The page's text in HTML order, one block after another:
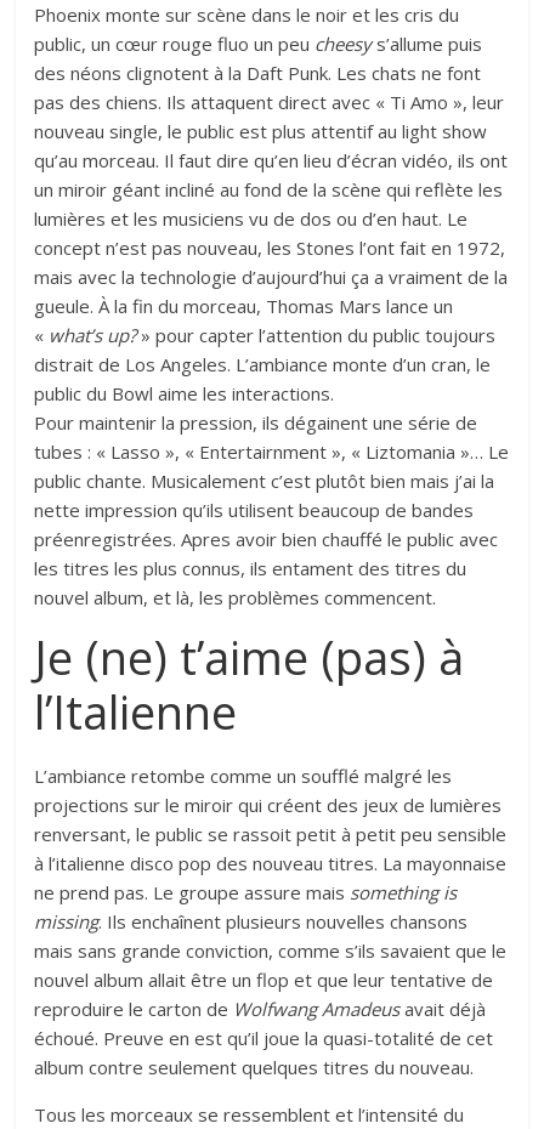
Phoenix monte sur scène dans le noir et les cris du
public, un cœur rouge fluo un peu cheesys’allume puis
des néons clignotent à la Daft Punk. Les chats ne font
pas des chiens. Ils attaquent direct avec « Ti Amo », leur
nouveau single, le public est plus attentif au light show
qu’au morceau. Il faut dire qu’en lieu d’écran vidéo, ils ont
un miroir géant incliné au fond de la scène qui reflète les
lumières et les musiciens vu de dos ou d’en haut. Le
concept n’est pas nouveau, les Stones l’ont fait en 1972,
mais avec la technologie d’aujourd’hui ça a vraiment de la
gueule. À la fin du morceau, Thomas Mars lance un
« what’s up?» pour capter l’attention du public toujours
distrait de Los Angeles. L’ambiance monte d’un cran, le
public du Bowl aime les interactions.
Pour maintenir la pression, ils dégainent une série de
tubes : « Lasso », « Entertairnment », « Liztomania »… Le
public chante. Musicalement c’est plutôt bien mais j’ai la
nette impression qu’ils utilisent beaucoup de bandes
préenregistrées. Apres avoir bien chauffé le public avec
les titres les plus connus, ils entament des titres du
nouvel album, et là, les problèmes commencent.
Je (ne) t’aime (pas) à
l’Italienne
L’ambiance retombe comme un soufflé malgré les
projections sur le miroir qui créent des jeux de lumières
renversant, le public se rassoit petit à petit peu sensible
à l’italienne disco pop des nouveau titres. La mayonnaise
ne prend pas. Le groupe assure mais something is
missing. Ils enchaînent plusieurs nouvelles chansons
mais sans grande conviction, comme s’ils savaient que le
nouvel album allait être un flop et que leur tentative de
reproduire le carton de Wolfwang Amadeusavait déjà
échoué. Preuve en est qu’il joue la quasi-totalité de cet
album contre seulement quelques titres du nouveau.
Tous les morceaux se ressemblent et l’intensité du